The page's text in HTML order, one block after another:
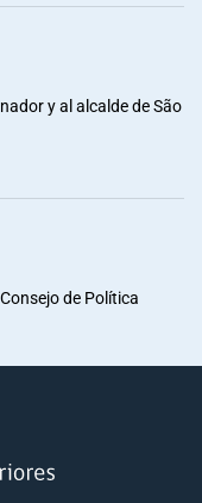
y al alcalde de São
de Política